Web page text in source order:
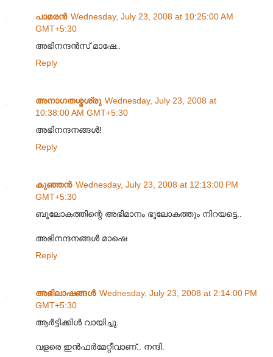
പാമരന്‍ Wednesday, July 23, 2008 at 10:25:00 AM
GMT+5:30
അഭിനന്ദന്‍സ് മാഷേ..
Reply
അനാഗതശ്മശ്രു Wednesday, July 23, 2008 at
10:38:00 AM GMT+5:30
അഭിനന്ദനങ്ങള്‍!
Reply
കുഞ്ഞന്‍ Wednesday, July 23, 2008 at 12:13:00 PM
GMT+5:30
ബൂലോകത്തിന്റെ അഭിമാനം ഭൂലോകത്തും നിറയട്ടെ..
അഭിനന്ദനങ്ങള്‍ മാഷെ
Reply
അഭിലാഷങ്ങള്‍ Wednesday, July 23, 2008 at 2:14:00 PM
GMT+5:30
ആര്‍ട്ടിക്കിള്‍ വായിച്ചു.
വളരെ ഇന്‍ഫര്‍മേറ്റീവാണ്.. നന്ദി.